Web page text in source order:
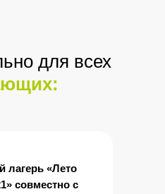
лагерь «Лето
совместно с
для всех